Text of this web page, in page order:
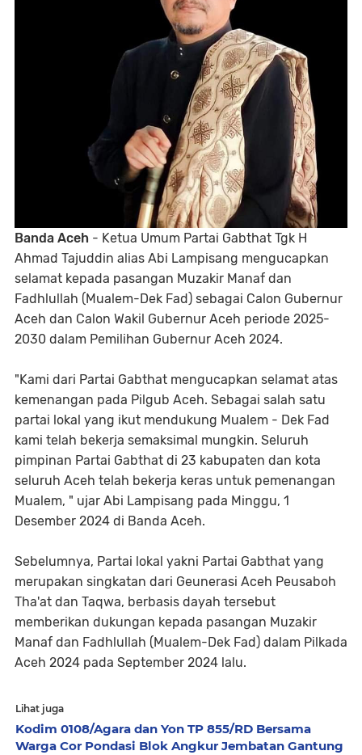
Banda Aceh - Ketua Umum Partai Gabthat Tgk H
Ahmad Tajuddin alias Abi Lampisang mengucapkan
selamat kepada pasangan Muzakir Manaf dan
Fadhlullah (Mualem-Dek Fad) sebagai Calon Gubernur
Aceh dan Calon Wakil Gubernur Aceh periode 2025-
2030 dalam Pemilihan Gubernur Aceh 2024.
"Kami dari Partai Gabthat mengucapkan selamat atas
kemenangan pada Pilgub Aceh. Sebagai salah satu
partai lokal yang ikut mendukung Mualem - Dek Fad
kami telah bekerja semaksimal mungkin. Seluruh
pimpinan Partai Gabthat di 23 kabupaten dan kota
seluruh Aceh telah bekerja keras untuk pemenangan
Mualem, " ujar Abi Lampisang pada Minggu, 1
Desember 2024 di Banda Aceh.
Sebelumnya, Partai lokal yakni Partai Gabthat yang
merupakan singkatan dari Geunerasi Aceh Peusaboh
Tha'at dan Taqwa, berbasis dayah tersebut
memberikan dukungan kepada pasangan Muzakir
Manaf dan Fadhlullah (Mualem-Dek Fad) dalam Pilkada
Aceh 2024 pada September 2024 lalu.
Lihat juga
Kodim 0108/Agara dan Yon TP 855/RD Bersama
Warga Cor Pondasi Blok Angkur Jembatan Gantung